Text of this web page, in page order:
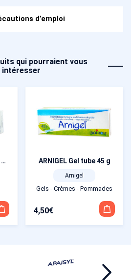
d’emploi
qui pourraient vous
intéresser
VOLTARENACTIGO 1% gel flacon pressurisé 50 ml ARNIGEL Gel tube 45 g
Arnigel
Gels - Crèmes - Pommades
4,50€